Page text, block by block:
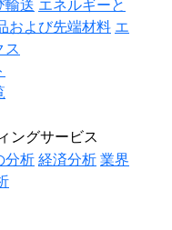
輸送 エネルギーと
および先端材料 エ
ス
ングサービス
分析経済分析業界